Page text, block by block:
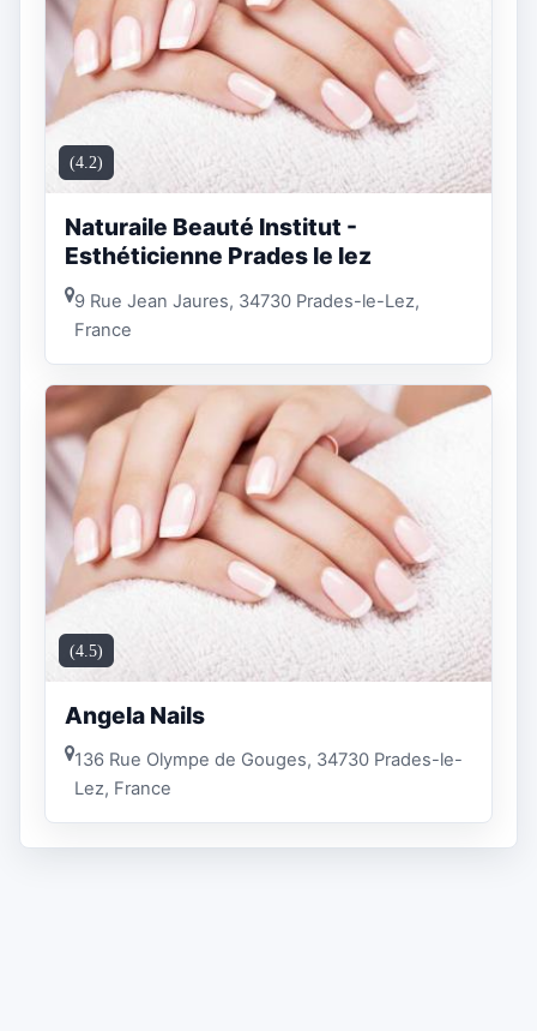
(4.2)
Naturaile Beauté Institut -
Esthéticienne Prades le lez
9 Rue Jean Jaures, 34730 Prades-le-Lez,
France
(4.5)
Angela Nails
136 Rue Olympe de Gouges, 34730 Prades-le-
Lez, France